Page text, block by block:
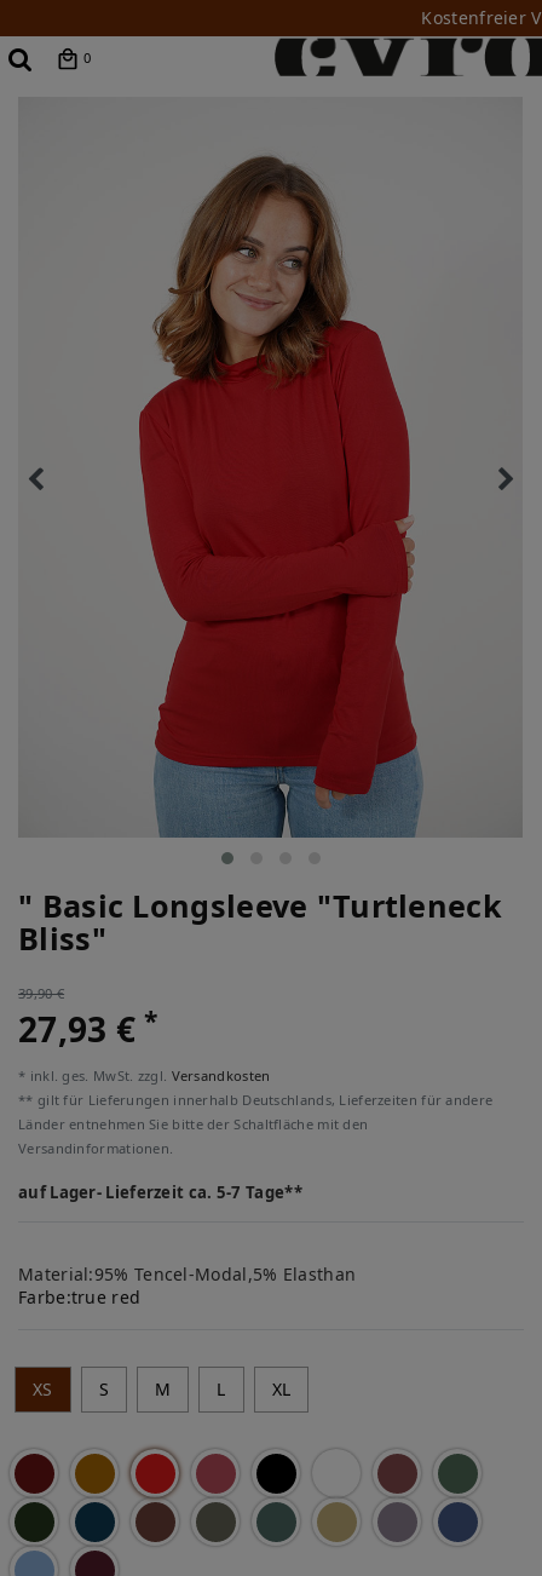
Kostenfreier
0
" Basic Longsleeve "Turtleneck
Bliss"
39,90 €
27,93 €*
* inkl. ges. MwSt. zzgl. Versandkosten
** gilt für Lieferungen innerhalb Deutschlands, Lieferzeiten für andere
Länder entnehmen Sie bitte der Schaltfläche mit den
Versandinformationen.
auf Lager- Lieferzeit ca. 5-7 Tage**
Material:95% Tencel-Modal,5% Elasthan
Farbe:true red
XS S M L XL